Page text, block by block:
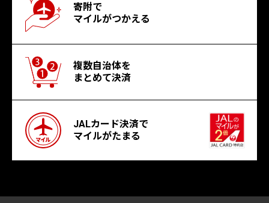
寄附で
マイルがつかえる
複数自治体を
まとめて決済
JALカード決済で
マイルがたまる